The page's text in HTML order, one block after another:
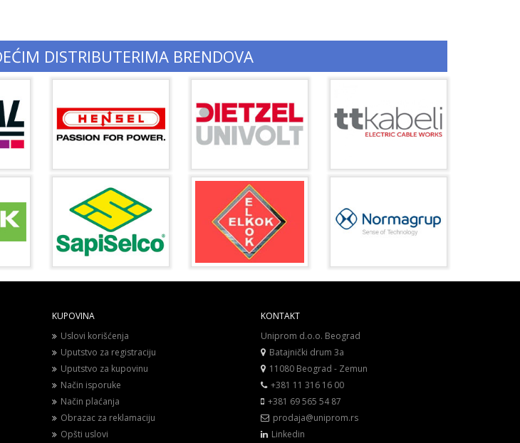
DISTRIBUTERIMA BRENDOVA
KUPOVINA
Uslovi korišćenja
Uputstvo za registraciju
Uputstvo za kupovinu
Način isporuke
Način plaćanja
Obrazac za reklamaciju
Opšti uslovi
KONTAKT
Uniprom d.o.o. Beograd
Batajnički drum 3a
11080 Beograd - Zemun
+381 11 316 16 00
+381 69 565 54 87
prodaja@uniprom.rs
Linkedin